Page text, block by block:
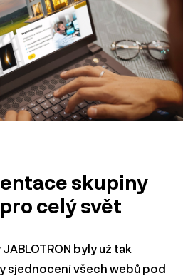
skupiny
celý svět
byly už tak
sjednocení všech webů pod